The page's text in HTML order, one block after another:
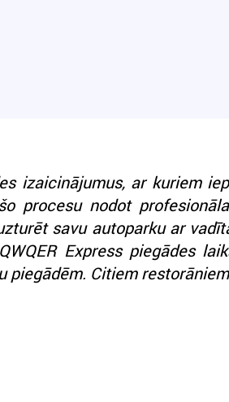
izaicinājumus, ar kuriem
procesu nodot
savu autoparku ar
Express piegādes
Citiem